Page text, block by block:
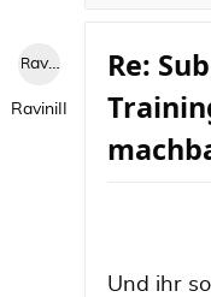
RaviniII
RaviniII
Re:
Und ihr